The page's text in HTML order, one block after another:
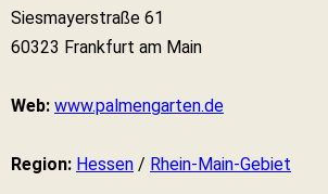
Siesmayerstraße 61
60323 Frankfurt am Main
Web: www.palmengarten.de
Region: Hessen / Rhein-Main-Gebiet